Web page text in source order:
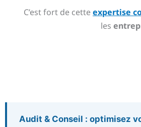
C’est fort de cetteexpertise
les
Audit & Conseil : optimisez